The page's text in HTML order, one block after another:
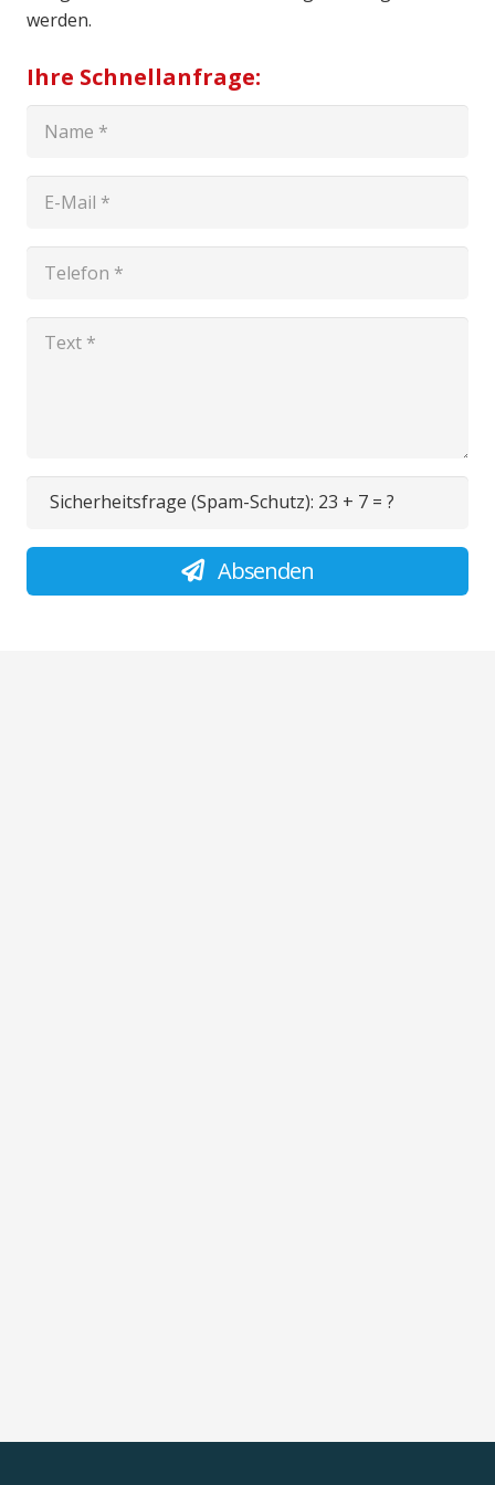
werden.
Ihre Schnellanfrage:
Sicherheitsfrage (Spam-Schutz): 23 + 7 = ?
Absenden